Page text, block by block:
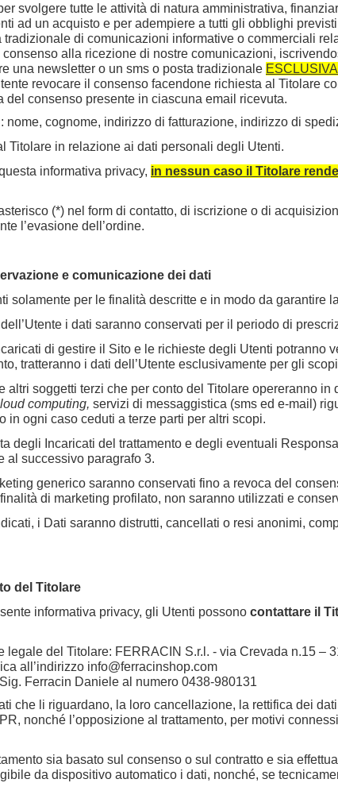
svolgere tutte le attività di natura amministrativa,
ad un acquisto e per adempiere a tutti gli obblighi
tradizionale di comunicazioni informative o commerciali
alla ricezione di nostre comunicazioni,
una newsletter o un sms o posta tradizionale
revocare il consenso facendone richiesta al Titolare
del consenso presente in ciascuna email ricevuta.
cognome, indirizzo di fatturazione, indirizzo di
Titolare in relazione ai dati personali degli Utenti.
informativa privacy, in nessun caso il Titolare
(*) nel form di contatto, di iscrizione o di
l’evasione dell’ordine.
e comunicazione dei dati
solamente per le finalità descritte e in modo da garantire
i dati saranno conservati per il periodo di
di gestire il Sito e le richieste degli Utenti potranno
tratteranno i dati dell’Utente esclusivamente per gli
altri soggetti terzi che per conto del Titolare opereranno
computing, servizi di messaggistica (sms ed e-mail)
in ogni caso ceduti a terze parti per altri scopi.
degli Incaricati del trattamento e degli eventuali
al successivo paragrafo 3.
generico saranno conservati fino a revoca del
di marketing profilato, non saranno utilizzati e
i Dati saranno distrutti, cancellati o resi anonimi,
del Titolare
informativa privacy, gli Utenti possono contattare il
legale del Titolare: FERRACIN S.r.l. - via Crevada n.15 –
all’indirizzo info@ferracinshop.com
Ferracin Daniele al numero 0438-980131
che li riguardano, la loro cancellazione, la rettifica dei
nonché l’opposizione al trattamento, per motivi
sia basato sul consenso o sul contratto e sia
da dispositivo automatico i dati, nonché, se